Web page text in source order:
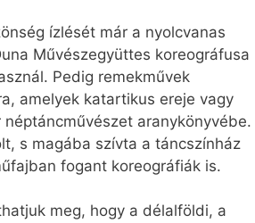
ízlését már a nyolcvanas
Művészegyüttes koreográfusa
Pedig remekművek
amelyek katartikus ereje vagy
aranykönyvébe.
s magába szívta a táncszínház
fogant koreográfiák is.
meg, hogy a délalföldi, a